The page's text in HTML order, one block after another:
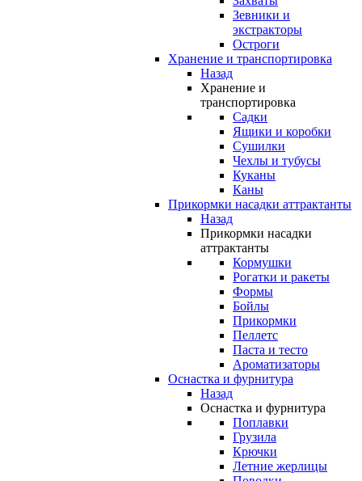
Зевники и
экстракторы
Остроги
Хранение и транспортировка
Назад
Хранение и
транспортировка
Садки
Ящики и коробки
Сушилки
Чехлы и тубусы
Куканы
Каны
Прикормки насадки аттрактанты
Назад
Прикормки насадки
аттрактанты
Кормушки
Рогатки и ракеты
Формы
Бойлы
Прикормки
Пеллетс
Паста и тесто
Ароматизаторы
Оснастка и фурнитура
Назад
Оснастка и фурнитура
Поплавки
Грузила
Крючки
Летние жерлицы